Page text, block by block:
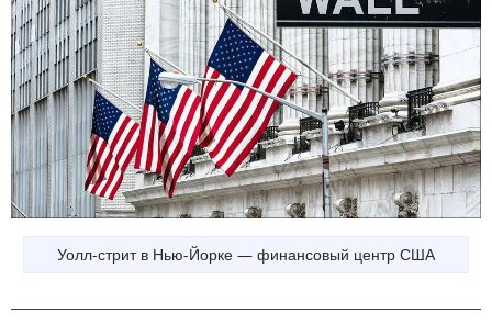
Уолл-стрит в Нью-Йорке — финансовый центр США